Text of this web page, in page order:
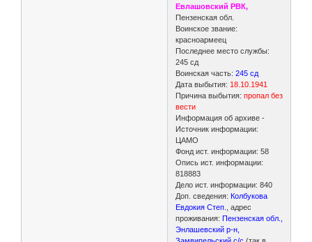
Евлашовский РВК,
Пензенская обл.
Воинское звание:
красноармеец
Последнее место службы:
245 сд
Воинская часть: 245 сд
Дата выбытия: 18.10.1941
Причина выбытия: пропал без
вести
Информация об архиве -
Источник информации:
ЦАМО
Фонд ист. информации: 58
Опись ист. информации:
818883
Дело ист. информации: 840
Доп. сведения: Колбукова
Евдокия Степ.
, адрес
проживания:Пензенская обл.,
Энлашевский р-н,